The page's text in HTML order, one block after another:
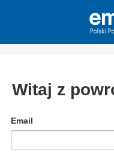
Witaj z
Email